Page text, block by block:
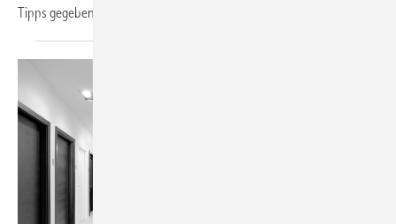
Tipps gegeben, die man unbedingt beachten